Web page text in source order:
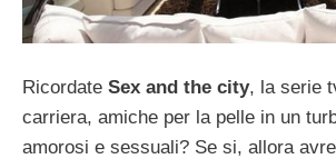
Ricordate Sex and the city, la serie
carriera, amiche per la pelle in un
amorosi e sessuali? Se si, allora